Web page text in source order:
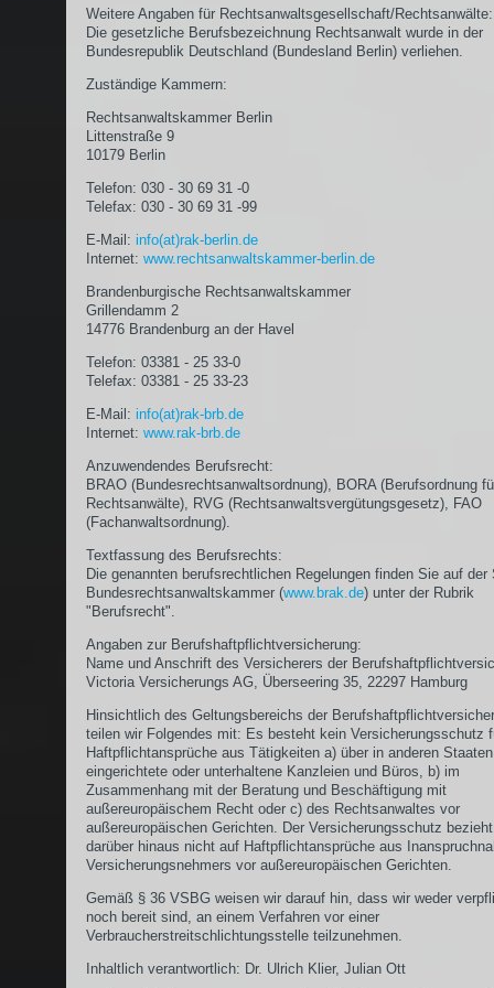
Weitere Angaben für Rechtsanwaltsgesellschaft/Rechtsanwälte:
Die gesetzliche Berufsbezeichnung Rechtsanwalt wurde in der
Bundesrepublik Deutschland (Bundesland Berlin) verliehen.
Zuständige Kammern:
Rechtsanwaltskammer Berlin
Littenstraße 9
10179 Berlin
Telefon: 030 - 30 69 31 -0
Telefax: 030 - 30 69 31 -99
E-Mail: info(at)rak-berlin.de
Internet: www.rechtsanwaltskammer-berlin.de
Brandenburgische Rechtsanwaltskammer
Grillendamm 2
14776 Brandenburg an der Havel
Telefon: 03381 - 25 33-0
Telefax: 03381 - 25 33-23
E-Mail: info(at)rak-brb.de
Internet: www.rak-brb.de
Anzuwendendes Berufsrecht:
BRAO (Bundesrechtsanwaltsordnung), BORA (Berufsordnung
Rechtsanwälte), RVG (Rechtsanwaltsvergütungsgesetz), FAO
(Fachanwaltsordnung).
Textfassung des Berufsrechts:
Die genannten berufsrechtlichen Regelungen finden Sie auf der
Bundesrechtsanwaltskammer (www.brak.de) unter der Rubrik
"Berufsrecht".
Angaben zur Berufshaftpflichtversicherung:
Name und Anschrift des Versicherers der
Victoria Versicherungs AG, Überseering 35, 22297 Hamburg
Hinsichtlich des Geltungsbereichs der
teilen wir Folgendes mit: Es besteht kein Versicherungsschutz
Haftpflichtansprüche aus Tätigkeiten a) über in anderen Staaten
eingerichtete oder unterhaltene Kanzleien und Büros, b) im
Zusammenhang mit der Beratung und Beschäftigung mit
außereuropäischem Recht oder c) des Rechtsanwaltes vor
außereuropäischen Gerichten. Der Versicherungsschutz
darüber hinaus nicht auf Haftpflichtansprüche aus
Versicherungsnehmers vor außereuropäischen Gerichten.
Gemäß § 36 VSBG weisen wir darauf hin, dass wir weder
noch bereit sind, an einem Verfahren vor einer
Verbraucherstreitschlichtungsstelle teilzunehmen.
Inhaltlich verantwortlich: Dr. Ulrich Klier, Julian Ott